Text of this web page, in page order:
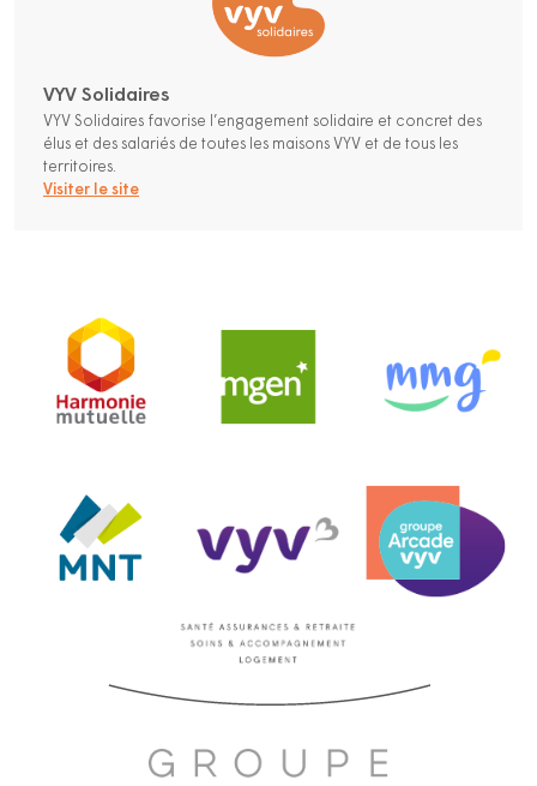
VYV Solidaires
VYV Solidaires favorise l’engagement solidaire et concret des
élus et des salariés de toutes les maisons VYV et de tous les
territoires.
Visiter le site